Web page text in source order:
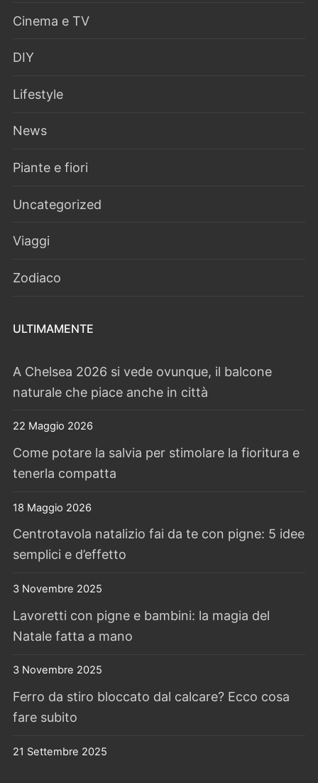
Cinema e TV
DIY
Lifestyle
News
Piante e fiori
Uncategorized
Viaggi
Zodiaco
ULTIMAMENTE
A Chelsea 2026 si vede ovunque, il balcone
naturale che piace anche in città
22 Maggio 2026
Come potare la salvia per stimolare la fioritura e
tenerla compatta
18 Maggio 2026
Centrotavola natalizio fai da te con pigne: 5 idee
semplici e d’effetto
3 Novembre 2025
Lavoretti con pigne e bambini: la magia del
Natale fatta a mano
3 Novembre 2025
Ferro da stiro bloccato dal calcare? Ecco cosa
fare subito
21 Settembre 2025